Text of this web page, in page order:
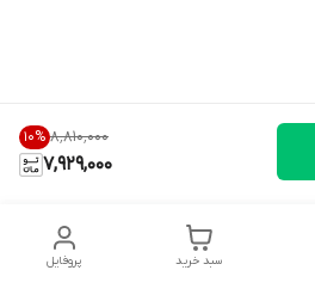
۸٬۸۱۰٬۰۰۰ 10%
7,929,000
پروفایل سبد خرید